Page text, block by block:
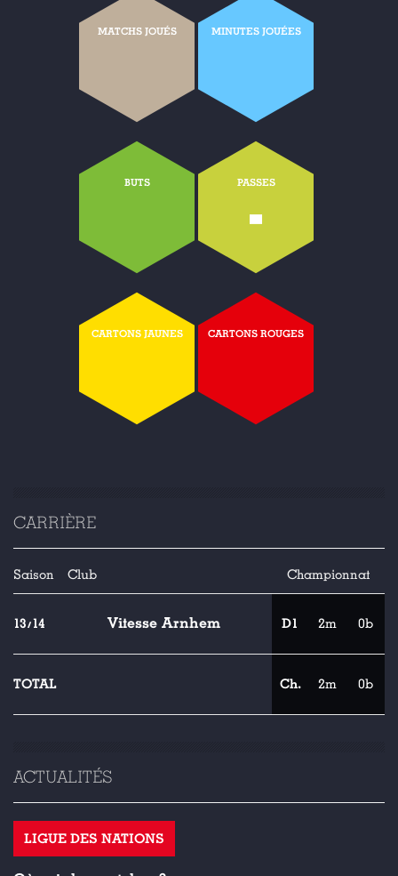
MATCHS JOUÉS MINUTES JOUÉES
BUTS PASSES
-
CARTONS JAUNES CARTONS ROUGES
CARRIÈRE
Saison Club Championnat
13/14 Vitesse Arnhem D1 2m 0b
TOTAL Ch. 2m 0b
ACTUALITÉS
LIGUE DES NATIONS